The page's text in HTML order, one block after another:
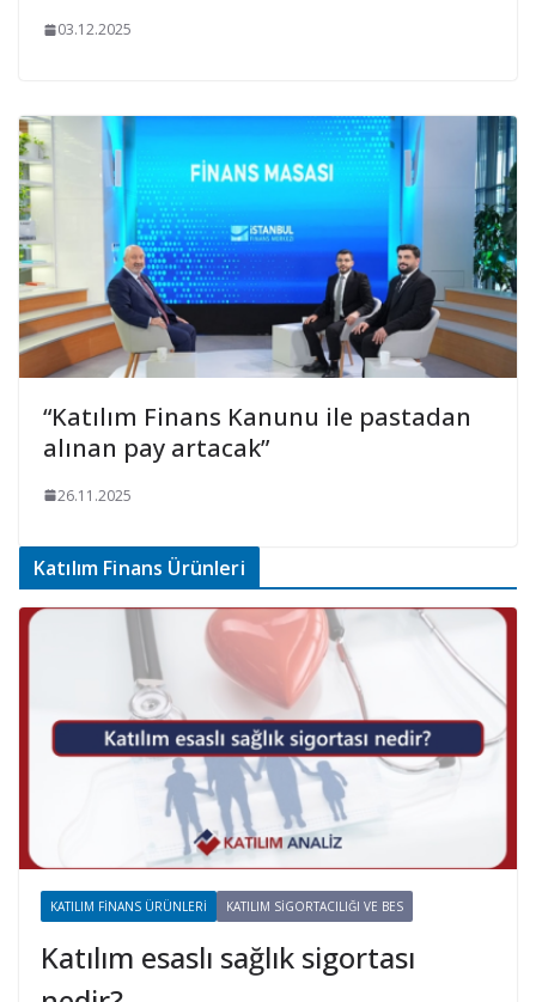
03.12.2025
“Katılım Finans Kanunu ile pastadan
alınan pay artacak”
26.11.2025
Katılım Finans Ürünleri
KATILIM FINANS ÜRÜNLERI KATILIM SIGORTACILIĞI VE BES
Katılım esaslı sağlık sigortası